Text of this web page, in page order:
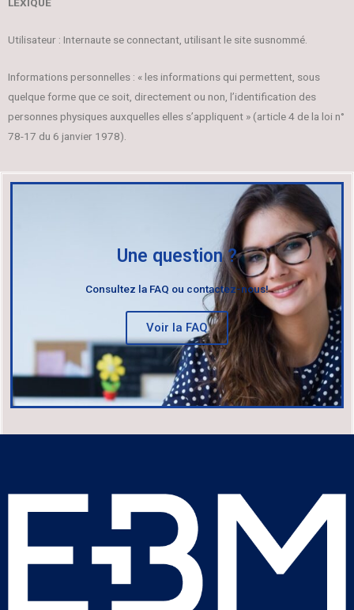
LEXIQUE
Utilisateur : Internaute se connectant, utilisant le site susnommé.
Informations personnelles : « les informations qui permettent, sous
quelque forme que ce soit, directement ou non, l’identification des
personnes physiques auxquelles elles s’appliquent » (article 4 de la loi n°
78-17 du 6 janvier 1978).
Une question ?
Consultez la FAQ ou contactez-nous!
Voir la FAQ